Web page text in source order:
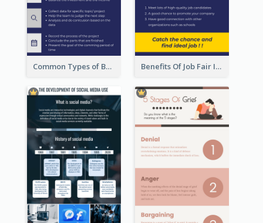
Common Types of Business Report Infographic Benefits Of Job Fair Infographic